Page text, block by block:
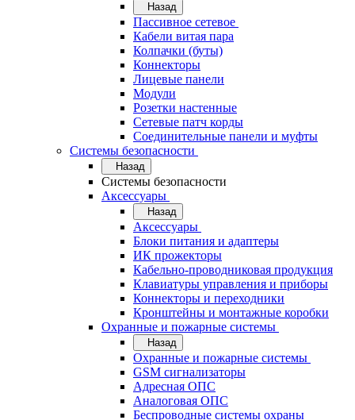
Назад
Пассивное сетевое
Кабели витая пара
Колпачки (буты)
Коннекторы
Лицевые панели
Модули
Розетки настенные
Сетевые патч корды
Соединительные панели и муфты
Системы безопасности
Назад
Системы безопасности
Аксессуары
Назад
Аксессуары
Блоки питания и адаптеры
ИК прожекторы
Кабельно-проводниковая продукция
Клавиатуры управления и приборы
Коннекторы и переходники
Кронштейны и монтажные коробки
Охранные и пожарные системы
Назад
Охранные и пожарные системы
GSM сигнализаторы
Адресная ОПС
Аналоговая ОПС
Беспроводные системы охраны